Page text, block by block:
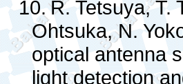
10.R. Tetsuya, T.
Ohtsuka, N.
optical antenna
light detection